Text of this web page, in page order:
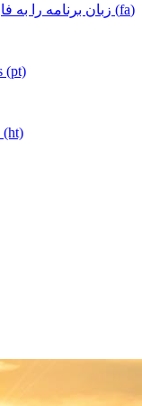
(fa) زبان برنامه را به فارسی تغییر دهید
(pt)
(ht)